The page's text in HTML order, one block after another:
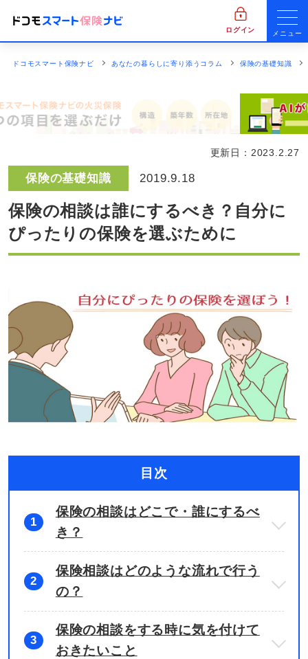
ログイン メニュー
ドコモスマート保険ナビ あなたの暮らしに寄り添うコラム 保険の基礎知識
更新日： 2023.2.27
保険の基礎知識 2019.9.18
保険の相談は誰にするべき？自分に
ぴったりの保険を選ぶために
目次
1
保険の相談はどこで・誰にするべ
き？
2
保険相談はどのような流れで行う
の？
3
保険の相談をする時に気を付けて
おきたいこと